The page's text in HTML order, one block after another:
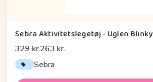
Sebra Aktivitetslegetøj - Uglen Blinky
329 kr.263 kr.
Sebra